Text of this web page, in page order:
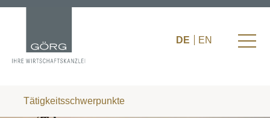
DE EN
Tätigkeitsschwerpunkte